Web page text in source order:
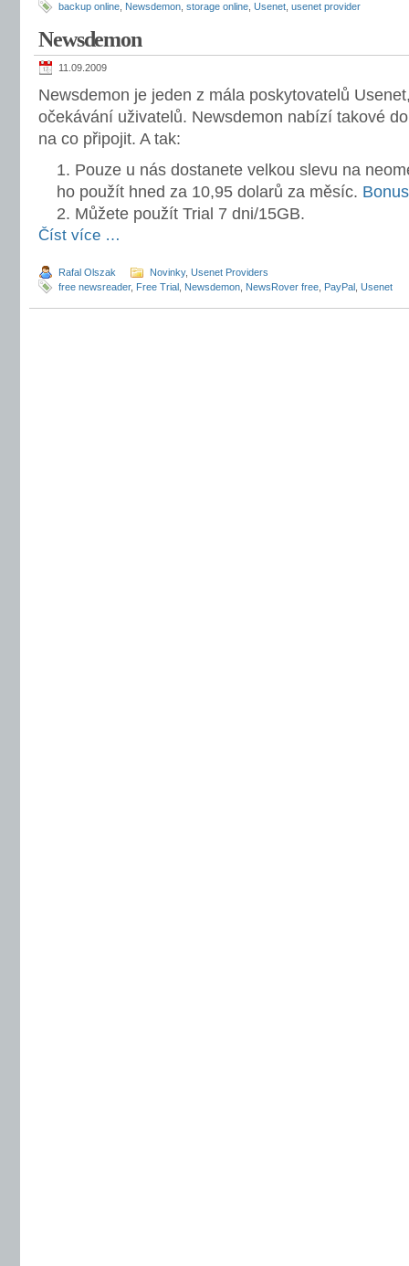
backup online Newsdemon storage online Usenet usenet provider
Newsdemon
11.09.2009
Newsdemon je jeden z mála poskytovatelů
očekávání uživatelů. Newsdemon nabízí takové
na co připojit. A tak:
Pouze u nás dostanete velkou slevu na
ho použít hned za 10,95 dolarů za měsíc. Bonus
Můžete použít Trial 7 dni/15GB.
Číst více …
Rafal Olszak Novinky, Usenet Providers
free newsreader, Free Trial Newsdemon NewsRover free PayPal Usenet